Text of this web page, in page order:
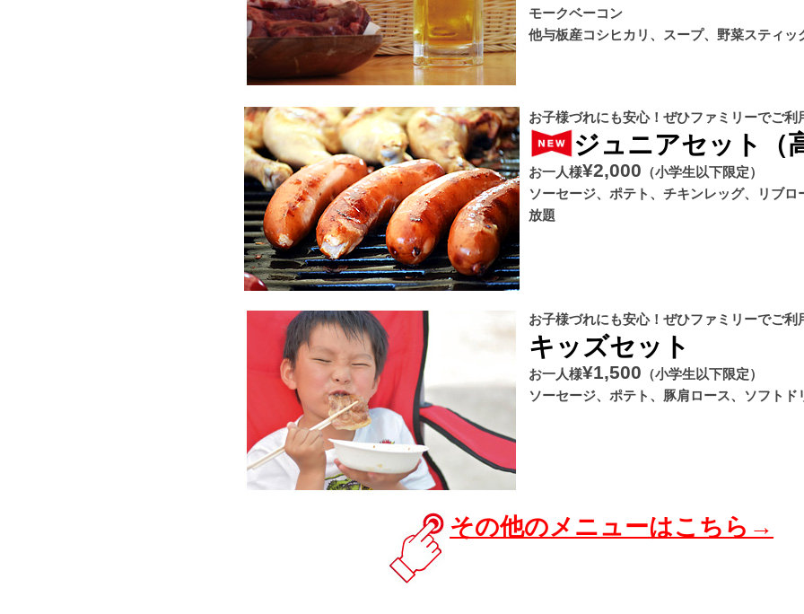
モークベーコン
他与板産コシヒカリ、スープ、野菜スティッ
お子様づれにも安心！ぜひファミリーでご利
ジュニアセット（
お一人様¥2,000 （小学生以下限定）
ソーセージ、ポテト、チキンレッグ、リブ
放題
お子様づれにも安心！ぜひファミリーでご利
キッズセット
お一人様¥1,500 （小学生以下限定）
ソーセージ、ポテト、豚肩ロース、ソフトド
その他のメニューはこちら→